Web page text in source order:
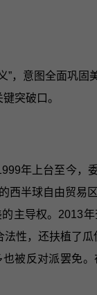
，意图全面巩
突破口。
年上台至今，
半球自由贸易
主导权。2013
性，还扶植了瓜
被反对派罢免